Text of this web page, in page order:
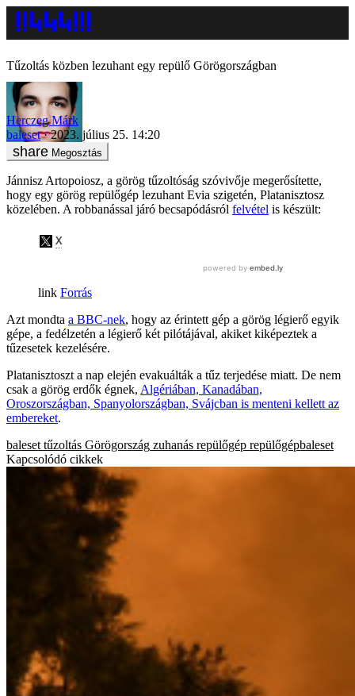
Tűzoltás közben lezuhant egy repülő Görögországban
Herczeg Márk
baleset
2023. július 25. 14:20
Megosztás
Jánnisz Artopoiosz, a görög tűzoltóság szóvivője megerősítette,
hogy egy görög repülőgép lezuhant Evia szigetén, Platanisztosz
közelében. A robbanással járó becsapódásról felvétel is készült:
Forrás
Azt mondta a BBC-nek, hogy az érintett gép a görög légierő egyik
gépe, a fedélzetén a légierő két pilótájával, akiket kiképeztek a
tűzesetek kezelésére.
Platanisztoszt a nap elején evakuálták a tűz terjedése miatt. De nem
csak a görög erdők égnek, Algériában, Kanadában,
Oroszországban, Spanyolországban, Svájcban is menteni kellett az
embereket.
baleset tűzoltás Görögország zuhanás repülőgép repülőgépbaleset
Kapcsolódó cikkek